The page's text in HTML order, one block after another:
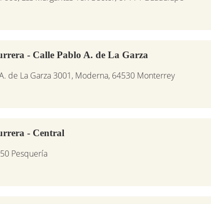
- Calle Pablo A. de La Garza
de La Garza 3001, Moderna, 64530 Monterrey
- Central
Pesquería